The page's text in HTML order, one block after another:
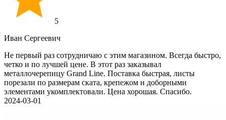
5
Иван Cергеевич
Не первый раз сотрудничаю с этим магазином. Всегда быстро,
четко и по лучшей цене. В этот раз заказывал
металлочерепицу Grand Line. Поставка быстрая, листы
порезали по размерам ската, крепежом и доборными
элементами укомплектовали. Цена хорошая. Спасибо.
2024-03-01